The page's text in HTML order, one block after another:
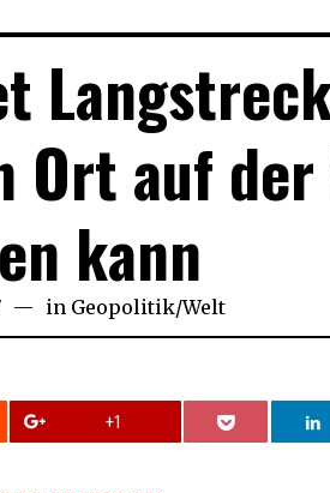
Ort auf
kann
in Geopolitik/Welt
+1